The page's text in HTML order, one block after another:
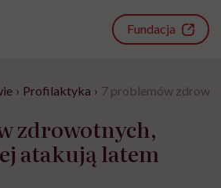
Fundacja
› Profilaktyka › 7 problemów
zdrowotnych,
atakują latem